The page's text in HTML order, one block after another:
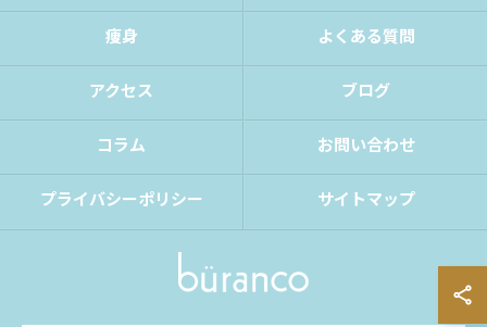
痩身 よくある質問
アクセス ブログ
コラム お問い合わせ
プライバシーポリシー サイトマップ